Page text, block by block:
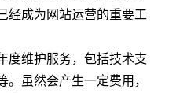
经成为网站运营的重要工
度维护服务，包括技术支
虽然会产生一定费用，